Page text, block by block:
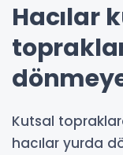
Hacılar
Kutsal
hacılar yurda